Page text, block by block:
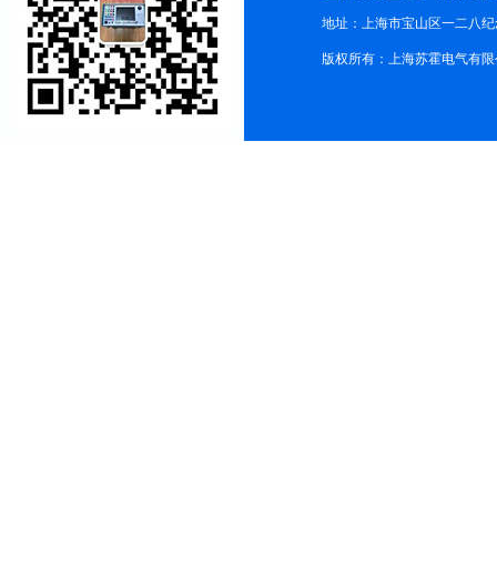
地址：上海市宝山区一二八纪
版权所有：上海苏霍电气有